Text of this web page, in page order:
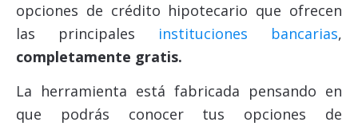
opciones de crédito hipotecario que ofrecen
las principales instituciones bancarias,
completamente gratis.
La herramienta está fabricada pensando en
que podrás conocer tus opciones de